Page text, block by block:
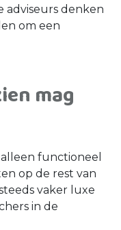
adviseurs denken
om een
mag
functioneel
op de rest van
vaker luxe
in de